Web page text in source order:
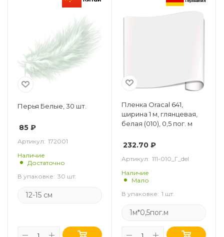
Перья Белые, 30 шт.
85 ₽
Артикул: 172001
Наличие
Достаточно
В упаковке: 30 шт.
12-15 см
Пленка Oracal 641,
ширина 1 м, глянцевая,
белая (010), 0,5 пог. м
232.70 ₽
Артикул: 111-010_Г_del
Наличие
Мало
В упаковке: 1 шт.
1м*0,5пог.м